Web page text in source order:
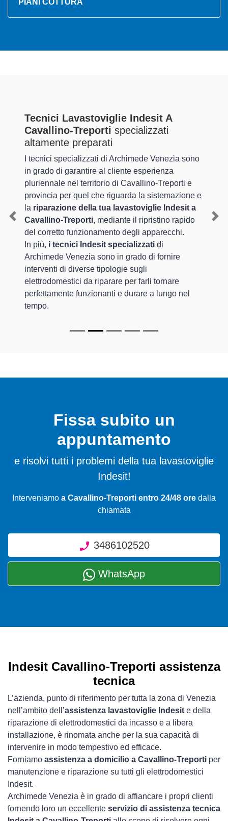
PIANI COTTURA
Tecnici Lavastoviglie Indesit A
Cavallino-Treporti specializzati
altamente preparati
I tecnici specializzati di Archimede Venezia sono
in grado di garantire al cliente esperienza
pluriennale nel territorio di Cavallino-Treporti e
provincia per quel che riguarda la sistemazione e
la riparazione della tua lavastoviglie Indesit a
Cavallino-Treporti, mediante il ripristino rapido
del corretto funzionamento degli apparecchi.
In più, i tecnici Indesit specializzati di
Archimede Venezia sono in grado di fornire
interventi di diverse tipologie sugli
elettrodomestici da riparare per farli tornare
perfettamente funzionanti e durare a lungo nel
tempo.
Previous
Fissa subito un
appuntamento
e risolvi tutti i problemi della tua lavastoviglie
Indesit!
Interveniamo a Cavallino-Treporti entro 24/48 ore dalla
chiamata
3486102520
WhatsApp
Indesit Cavallino-Treporti assistenza
tecnica
L’azienda, punto di riferimento per tutta la zona di Venezia
nell’ambito dell’assistenza lavastoviglie Indesit e della
riparazione di elettrodomestici da incasso e a libera
installazione, è rinomata anche per la sua capacità di
intervenire in modo tempestivo ed efficace.
Forniamo assistenza a domicilio a Cavallino-Treporti per
manutenzione e riparazione su tutti gli elettrodomestici
Indesit.
Archimede Venezia è in grado di affiancare i propri clienti
fornendo loro un eccellente servizio di assistenza tecnica